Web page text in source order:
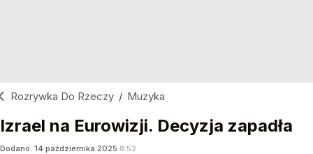
Rozrywka Do Rzeczy / Muzyka
Izrael na Eurowizji. Decyzja zapadła
Dodano: 14 października 2025 8:52